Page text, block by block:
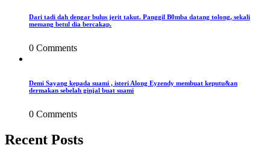
Dari tadi dah dengar bulus jerit takut. Panggil B0mba datang tolong, sekali
memang betul dia bercakap.
0 Comments
Demi Sayang kepada suami , isteri Along Eyzendy membuat keputu&an
dermakan sebelah ginjal buat suami
0 Comments
Recent Posts